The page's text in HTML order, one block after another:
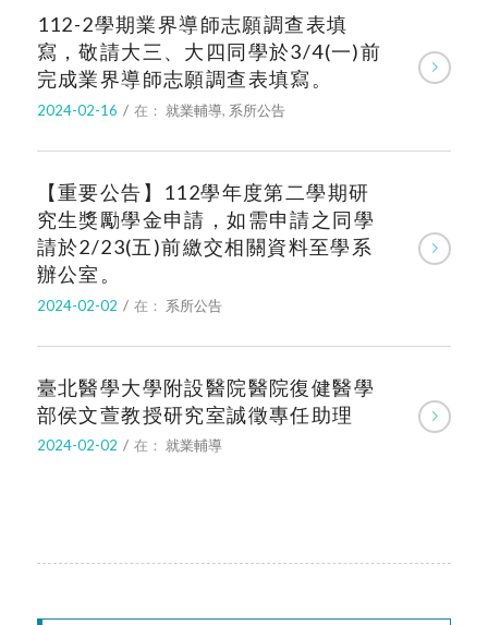
112-2學期業界導師志願調查表填
寫，敬請大三、大四同學於3/4(一)前
完成業界導師志願調查表填寫。
2024-02-16 / 在： 就業輔導, 系所公告
【重要公告】112學年度第二學期研
究生獎勵學金申請，如需申請之同學
請於2/23(五)前繳交相關資料至學系
辦公室。
2024-02-02 / 在： 系所公告
臺北醫學大學附設醫院醫院復健醫學
部侯文萱教授研究室誠徵專任助理
2024-02-02 / 在： 就業輔導